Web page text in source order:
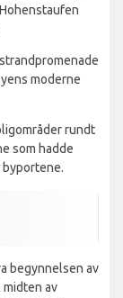
moderne
rundt
som hadde
byportene.
begynnelsen av
av